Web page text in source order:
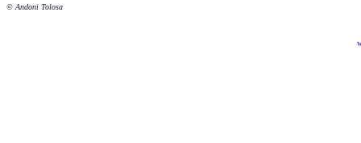
© Andoni Tolosa